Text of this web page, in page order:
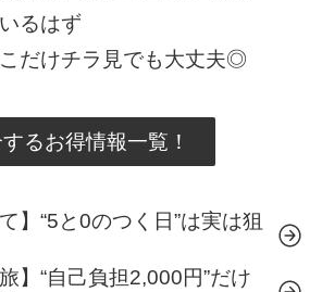
るはず
だけチラ見でも大丈夫◎
るお得情報一覧！
】“5と0のつく日”は実は狙
】“自己負担2,000円”だけ